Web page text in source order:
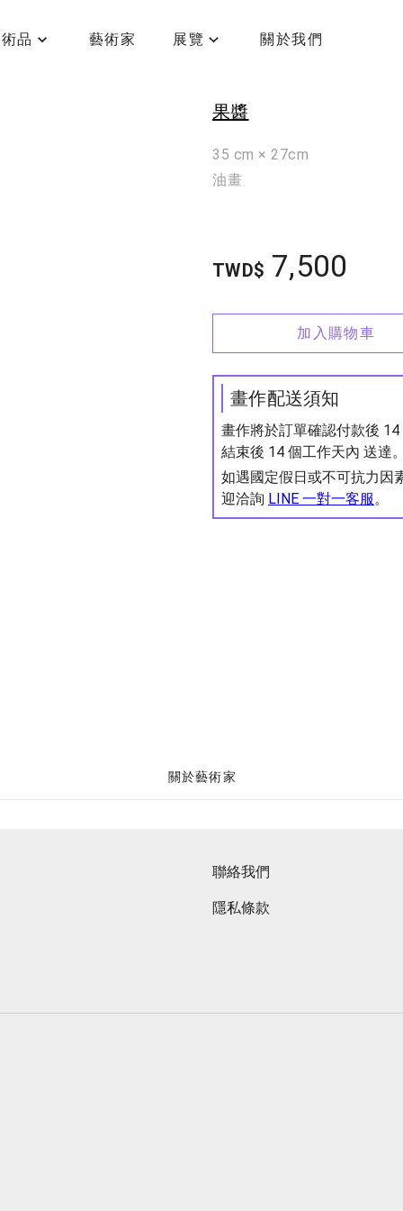
品 藝術家 展覽 關於我們
流霧
果醬
35 cm × 27cm
油畫
TWD$ 7,500
加入購物車
畫作配送須知
畫作將於訂單確認付款後
結束後 14 個工作天內 送達
如遇國定假日或不可抗力因
迎洽詢 LINE 一對一客服。
關於藝術家
聯絡我們
隱私條款